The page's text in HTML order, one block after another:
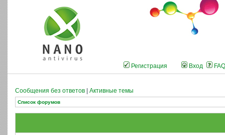
Регистрация Вход FAQ
Сообщения без ответов Активные темы
Список форумов